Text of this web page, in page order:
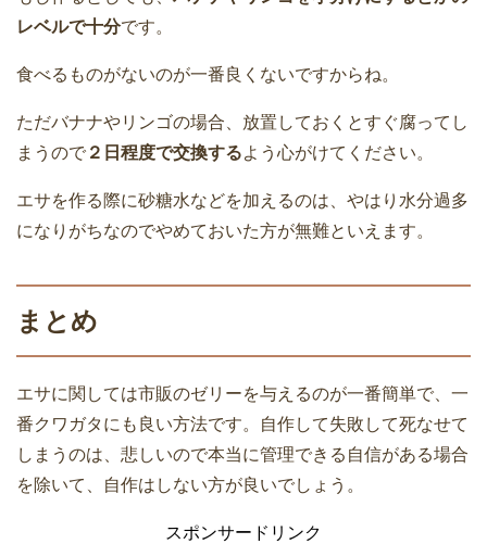
レベルで十分です。
食べるものがないのが一番良くないですからね。
ただバナナやリンゴの場合、放置しておくとすぐ腐ってし
まうので ２日程度で交換するよう心がけてください。
エサを作る際に砂糖水などを加えるのは、やはり水分過多
になりがちなのでやめておいた方が無難といえます。
まとめ
エサに関しては市販のゼリーを与えるのが一番簡単で、一
番クワガタにも良い方法です。自作して失敗して死なせて
しまうのは、悲しいので本当に管理できる自信がある場合
を除いて、自作はしない方が良いでしょう。
スポンサードリンク